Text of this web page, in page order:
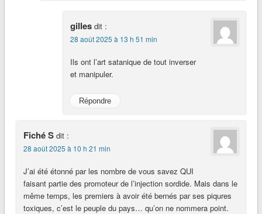
gilles dit :
28 août 2025 à 13 h 51 min
Ils ont l’art satanique de tout inverser
et manipuler.
Répondre
Fiché S dit :
28 août 2025 à 10 h 21 min
J’ai été étonné par les nombre de vous savez QUI
faisant partie des promoteur de l’injection sordide. Mais dans le
même temps, les premiers à avoir été bernés par ses piqures
toxiques, c’est le peuple du pays… qu’on ne nommera point.